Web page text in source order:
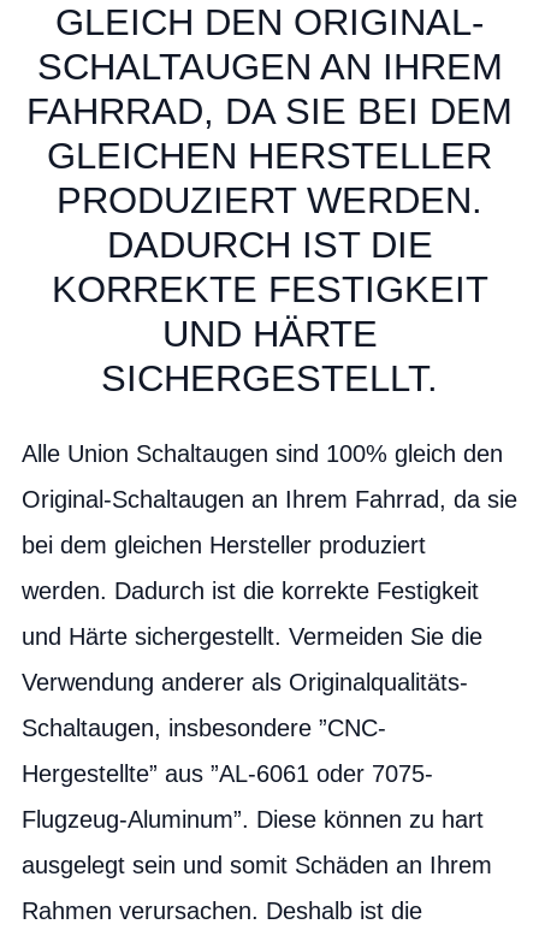
GLEICH DEN ORIGINAL-
SCHALTAUGEN AN IHREM
FAHRRAD, DA SIE BEI DEM
GLEICHEN HERSTELLER
PRODUZIERT WERDEN.
DADURCH IST DIE
KORREKTE FESTIGKEIT
UND HÄRTE
SICHERGESTELLT.
Alle Union Schaltaugen sind 100% gleich den
Original-Schaltaugen an Ihrem Fahrrad, da sie
bei dem gleichen Hersteller produziert
werden. Dadurch ist die korrekte Festigkeit
und Härte sichergestellt. Vermeiden Sie die
Verwendung anderer als Originalqualitäts-
Schaltaugen, insbesondere ”CNC-
Hergestellte” aus ”AL-6061 oder 7075-
Flugzeug-Aluminum”. Diese können zu hart
ausgelegt sein und somit Schäden an Ihrem
Rahmen verursachen. Deshalb ist die